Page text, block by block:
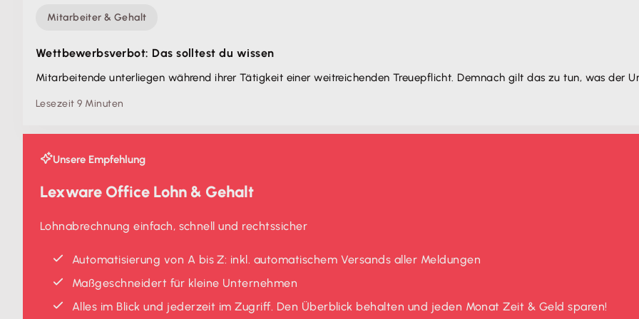
Mitarbeiter & Gehalt
Wettbewerbsverbot: Das solltest du wissen
Mitarbeitende unterliegen während ihrer Tätigkeit einer weitreichenden Treuepflicht. Demnach gilt das zu tun, was der
Lesezeit 9 Minuten
Unsere Empfehlung
Lexware Office Lohn & Gehalt
Lohnabrechnung einfach, schnell und rechtssicher
Automatisierung von A bis Z: inkl. automatischem Versands aller Meldungen
Maßgeschneidert für kleine Unternehmen
Alles im Blick und jederzeit im Zugriff. Den Überblick behalten und jeden Monat Zeit & Geld sparen!